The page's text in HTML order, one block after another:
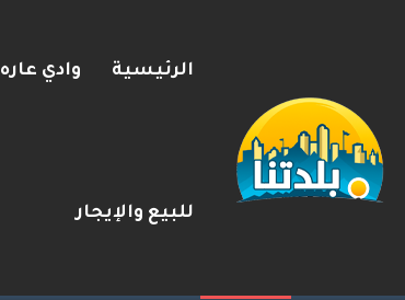
الرئيسية وادي عاره
للبيع والإيجار